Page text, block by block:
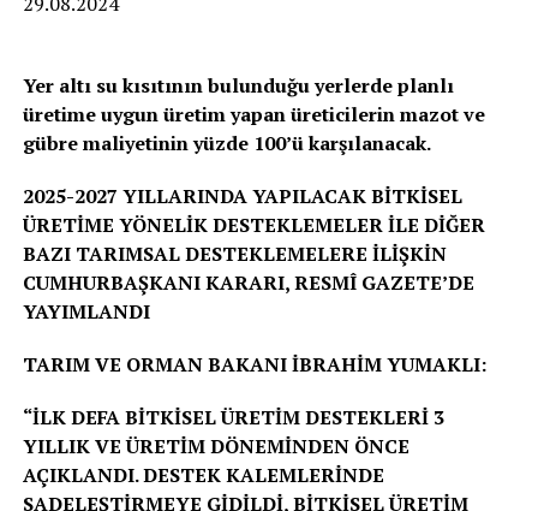
Yer altı su kısıtının bulunduğu yerlerde planlı
üretime uygun üretim yapan üreticilerin mazot ve
gübre maliyetinin yüzde 100’ü karşılanacak.
2025-2027 YILLARINDA YAPILACAK BİTKİSEL
ÜRETİME YÖNELİK DESTEKLEMELER İLE DİĞER
BAZI TARIMSAL DESTEKLEMELERE İLİŞKİN
CUMHURBAŞKANI KARARI, RESMÎ GAZETE’DE
YAYIMLANDI
TARIM VE ORMAN BAKANI İBRAHİM YUMAKLI:
“İLK DEFA BİTKİSEL ÜRETİM DESTEKLERİ 3
YILLIK VE ÜRETİM DÖNEMİNDEN ÖNCE
AÇIKLANDI. DESTEK KALEMLERİNDE
SADELEŞTİRMEYE GİDİLDİ, BİTKİSEL ÜRETİM